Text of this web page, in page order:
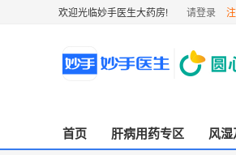
欢迎光临妙手医生大药房! 请登录
首页 肝病用药专区 风